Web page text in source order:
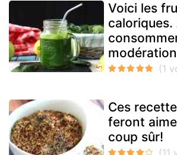
Voici les
caloriques.
Ces
feront
coup sûr!